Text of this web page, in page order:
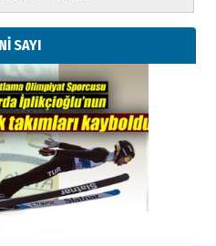
SAYI
Korumak